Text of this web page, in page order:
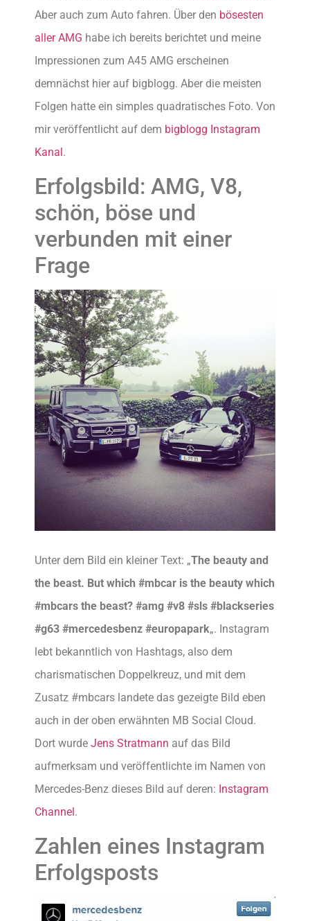
Aber auch zum Auto fahren. Über den bösesten
aller AMG habe ich bereits berichtet und meine
Impressionen zum A45 AMG erscheinen
demnächst hier auf bigblogg. Aber die meisten
Folgen hatte ein simples quadratisches Foto. Von
mir veröffentlicht auf dem bigblogg Instagram
Kanal.
Erfolgsbild: AMG, V8,
schön, böse und
verbunden mit einer
Frage
Unter dem Bild ein kleiner Text: „The beauty and
the beast. But which #mbcar is the beauty which
#mbcars the beast? #amg #v8 #sls #blackseries
#g63 #mercedesbenz #europapark„. Instagram
lebt bekanntlich von Hashtags, also dem
charismatischen Doppelkreuz, und mit dem
Zusatz #mbcars landete das gezeigte Bild eben
auch in der oben erwähnten MB Social Cloud.
Dort wurde Jens Stratmann auf das Bild
aufmerksam und veröffentlichte im Namen von
Mercedes-Benz dieses Bild auf deren: Instagram
Channel.
Zahlen eines Instagram
Erfolgsposts